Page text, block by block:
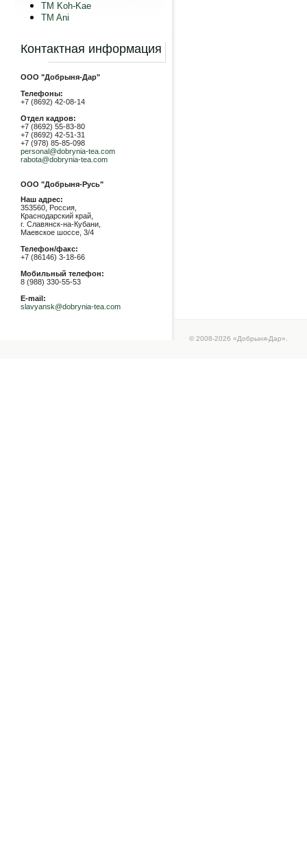
ТМ Koh-Kae
TM Ani
Контактная информация
ООО "Добрыня-Дар"
Телефоны:
+7 (8692) 42-08-14
Отдел кадров:
+7 (8692) 55-83-80
+7 (8692) 42-51-31
+7 (978) 85-85-098
personal@dobrynia-tea.com
rabota@dobrynia-tea.com
ООО "Добрыня-Русь"
Наш адрес:
353560, Россия,
Краснодарский край,
г. Славянск-на-Кубани,
Маевское шоссе, 3/4
Телефон/факс:
+7 (86146) 3-18-66
Мобильный телефон:
8 (988) 330-55-53
E-mail:
slavyansk@dobrynia-tea.com
© 2008-2026 «Добрыня-Дар».